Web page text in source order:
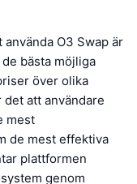
O3 Swap är
bästa möjliga
över olika
att användare
mest
de mest effektiva
plattformen
genom